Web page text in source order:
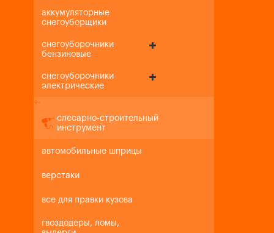
аккумуляторные
снегоуборщики
снегоуборочники
бензиновые
снегоуборочники
электрические
+-
слесарно-строительный
инструмент
автомобильные шприцы
верстаки
все для правки кузова
гвоздодеры, ломы,